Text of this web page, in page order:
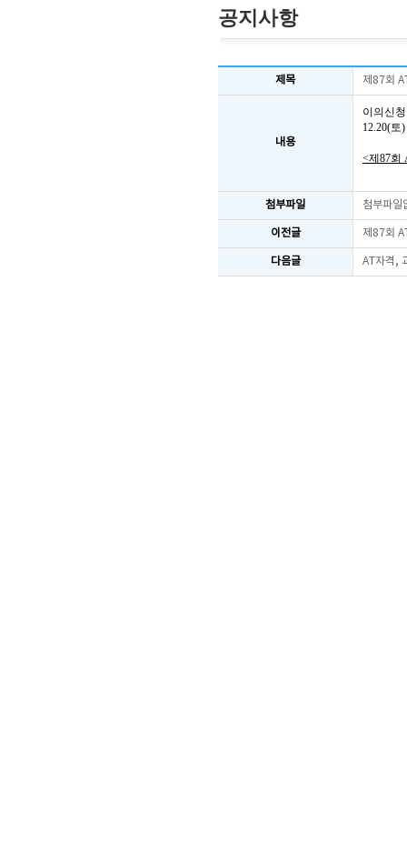
공지사항
제목 제87회
내용
이의신
12.20(토
<제87회
첨부파일 첨부파일
이전글 제87회
다음글 AT자격,